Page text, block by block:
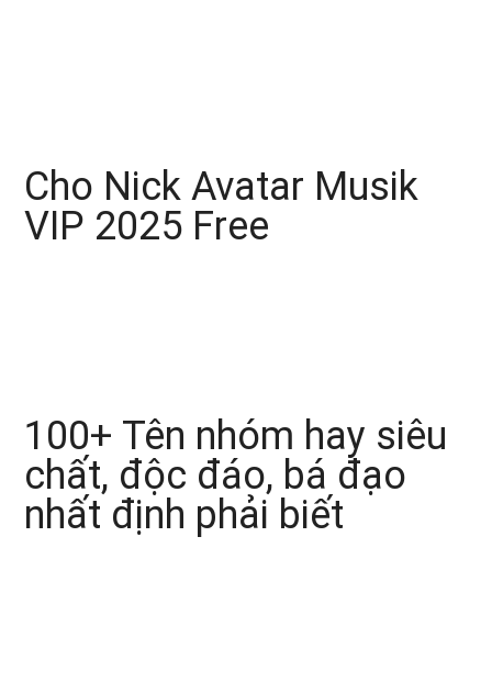
Cho Nick Avatar Musik
VIP 2025 Free
100+ Tên nhóm hay siêu
chất, độc đáo, bá đạo
nhất định phải biết